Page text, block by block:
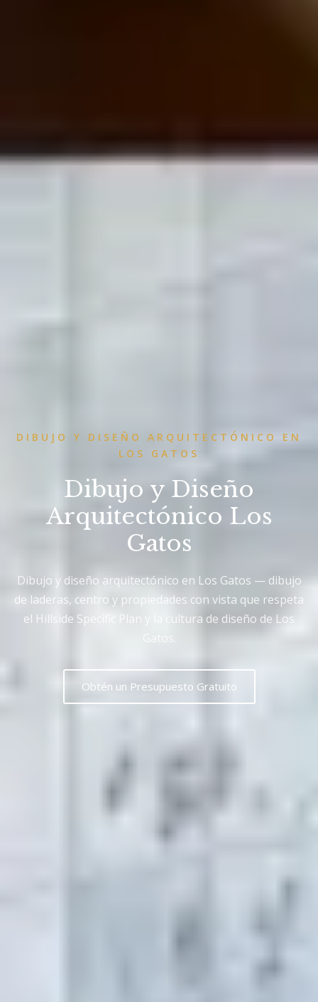
DIBUJO Y DISEÑO ARQUITECTÓNICO EN
LOS GATOS
Dibujo y Diseño
Arquitectónico Los
Gatos
Dibujo y diseño arquitectónico en Los Gatos — dibujo
de laderas, centro y propiedades con vista que respeta
el Hillside Specific Plan y la cultura de diseño de Los
Gatos.
Obtén un Presupuesto Gratuito